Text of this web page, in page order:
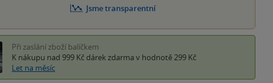
Jsme transparentní
Při zaslání zboží balíčkem
K nákupu nad 999 Kč dárek zdarma v hodnotě 299 Kč
Let na měsíc